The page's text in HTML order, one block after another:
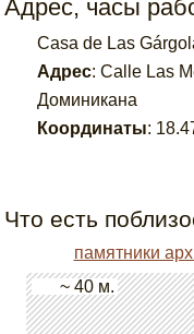
Адрес, часы
Casa de Las
Адрес:Calle Las
Доминикана
Координаты:
Что есть
памятники
~ 40 м.